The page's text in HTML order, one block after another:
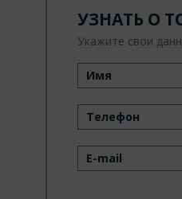
УЗНАТЬ О
Укажите свои